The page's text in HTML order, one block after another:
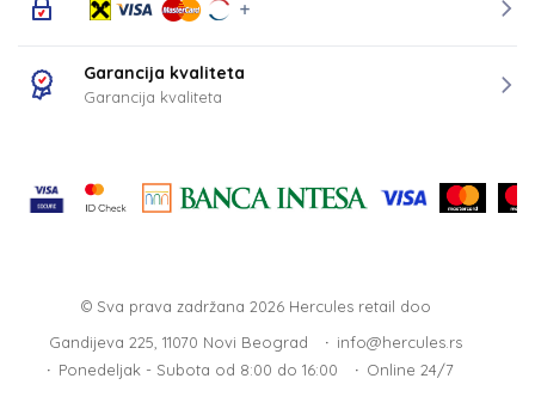
Garancija kvaliteta
Garancija kvaliteta
© Sva prava zadržana 2026Hercules retail doo
Gandijeva 225, 11070 Novi Beograd
info@hercules.rs
Ponedeljak - Subota od 8:00 do 16:00
Online 24/7